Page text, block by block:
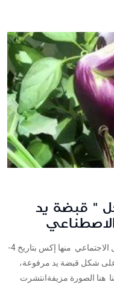
" قبضة يد
شييك : حنان العليانتشرت على منصة التواصل الاجتماعي منها إكس بتاريخ 4-
على شكل قبضة يد مرفوعة،
هنا الصورة مزيفةانتشرت